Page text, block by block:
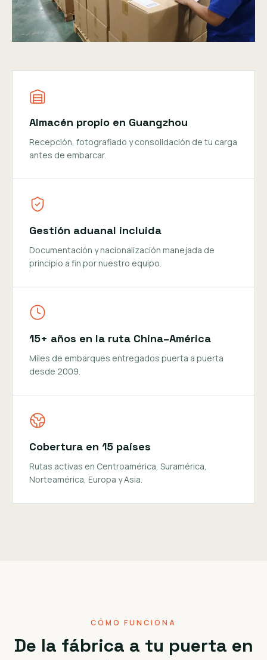
Almacén propio en Guangzhou
Recepción, fotografiado y consolidación de tu carga
antes de embarcar.
Gestión aduanal incluida
Documentación y nacionalización manejada de
principio a fin por nuestro equipo.
15+ años en la ruta China–América
Miles de embarques entregados puerta a puerta
desde 2009.
Cobertura en 15 países
Rutas activas en Centroamérica, Suramérica,
Norteamérica, Europa y Asia.
CÓMO FUNCIONA
De la fábrica a tu puerta en